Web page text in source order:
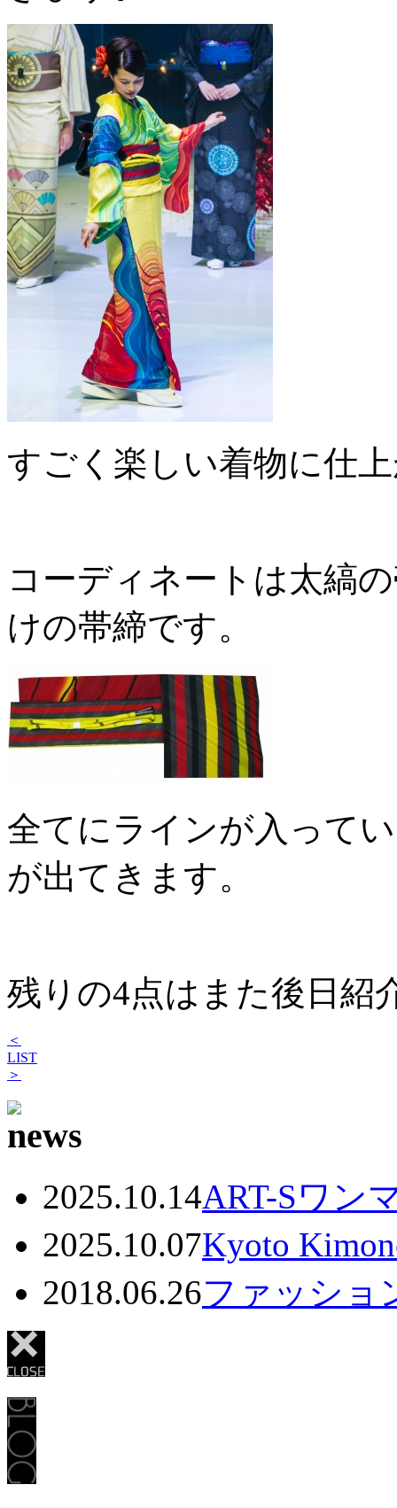
すごく楽しい着物に仕
コーディネートは太縞
けの帯締です。
全てにラインが入って
が出てきます。
残りの4点はまた後日紹
＜
LIST
＞
2025.10.14ART-Sワン
2025.10.07Kyoto
2018.06.26ファッシ